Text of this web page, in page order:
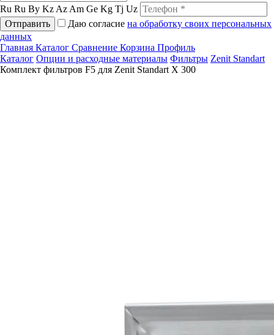
Ru Ru By Kz Az Am Ge Kg Tj Uz
Отправить
Даю согласие на обработку своих персональных
данных
Главная Каталог Сравнение Корзина Профиль
Каталог Опции и расходные материалы Фильтры Zenit Standart
Комплект фильтров F5 для Zenit Standart X 300